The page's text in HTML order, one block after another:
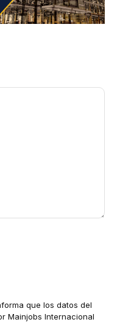
que los datos del
Mainjobs Internacional